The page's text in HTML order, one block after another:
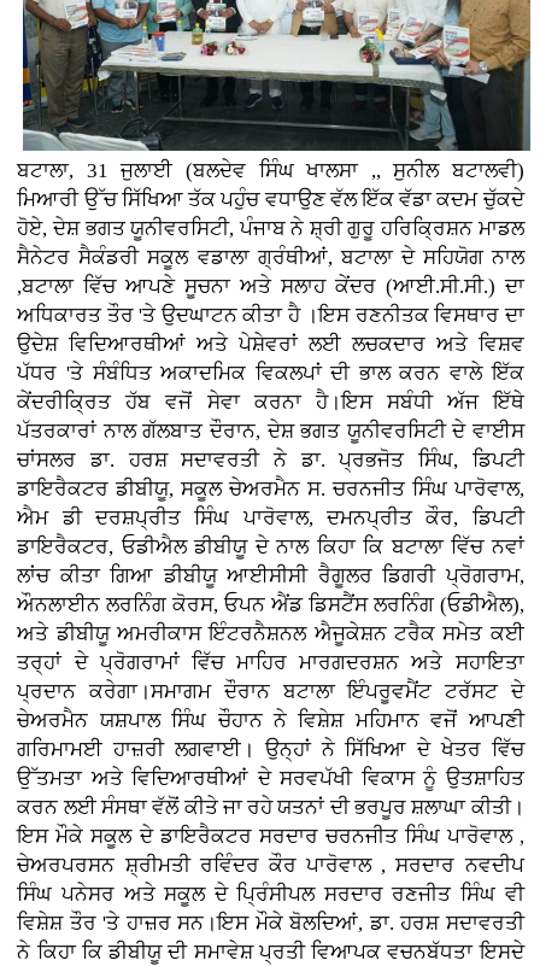
ਬਟਾਲਾ, 31 ਜੁਲਾਈ (ਬਲਦੇਵ ਸਿੰਘ ਖਾਲਸਾ ,, ਸੁਨੀਲ ਬਟਾਲਵੀ)
ਮਿਆਰੀ ਉੱਚ ਸਿੱਖਿਆ ਤੱਕ ਪਹੁੰਚ ਵਧਾਉਣ ਵੱਲ ਇੱਕ ਵੱਡਾ ਕਦਮ ਚੁੱਕਦੇ
ਹੋਏ, ਦੇਸ਼ ਭਗਤ ਯੂਨੀਵਰਸਿਟੀ, ਪੰਜਾਬ ਨੇ ਸ਼੍ਰੀ ਗੁਰੂ ਹਰਿਕ੍ਰਿਸ਼ਨ ਮਾਡਲ
ਸੈਨੇਟਰ ਸੈਕੰਡਰੀ ਸਕੂਲ ਵਡਾਲਾ ਗ੍ਰੰਥੀਆਂ, ਬਟਾਲਾ ਦੇ ਸਹਿਯੋਗ ਨਾਲ
,ਬਟਾਲਾ ਵਿੱਚ ਆਪਣੇ ਸੂਚਨਾ ਅਤੇ ਸਲਾਹ ਕੇਂਦਰ (ਆਈ.ਸੀ.ਸੀ.) ਦਾ
ਅਧਿਕਾਰਤ ਤੌਰ 'ਤੇ ਉਦਘਾਟਨ ਕੀਤਾ ਹੈ ।ਇਸ ਰਣਨੀਤਕ ਵਿਸਥਾਰ ਦਾ
ਉਦੇਸ਼ ਵਿਦਿਆਰਥੀਆਂ ਅਤੇ ਪੇਸ਼ੇਵਰਾਂ ਲਈ ਲਚਕਦਾਰ ਅਤੇ ਵਿਸ਼ਵ
ਪੱਧਰ 'ਤੇ ਸੰਬੰਧਿਤ ਅਕਾਦਮਿਕ ਵਿਕਲਪਾਂ ਦੀ ਭਾਲ ਕਰਨ ਵਾਲੇ ਇੱਕ
ਕੇਂਦਰੀਕ੍ਰਿਤ ਹੱਬ ਵਜੋਂ ਸੇਵਾ ਕਰਨਾ ਹੈ।ਇਸ ਸਬੰਧੀ ਅੱਜ ਇੱਥੇ
ਪੱਤਰਕਾਰਾਂ ਨਾਲ ਗੱਲਬਾਤ ਦੌਰਾਨ, ਦੇਸ਼ ਭਗਤ ਯੂਨੀਵਰਸਿਟੀ ਦੇ ਵਾਈਸ
ਚਾਂਸਲਰ ਡਾ. ਹਰਸ਼ ਸਦਾਵਰਤੀ ਨੇ ਡਾ. ਪ੍ਰਭਜੋਤ ਸਿੰਘ, ਡਿਪਟੀ
ਡਾਇਰੈਕਟਰ ਡੀਬੀਯੂ, ਸਕੂਲ ਚੇਅਰਮੈਨ ਸ. ਚਰਨਜੀਤ ਸਿੰਘ ਪਾਰੋਵਾਲ,
ਐਮ ਡੀ ਦਰਸ਼ਪ੍ਰੀਤ ਸਿੰਘ ਪਾਰੋਵਾਲ, ਦਮਨਪ੍ਰੀਤ ਕੌਰ, ਡਿਪਟੀ
ਡਾਇਰੈਕਟਰ, ਓਡੀਐਲ ਡੀਬੀਯੂ ਦੇ ਨਾਲ ਕਿਹਾ ਕਿ ਬਟਾਲਾ ਵਿੱਚ ਨਵਾਂ
ਲਾਂਚ ਕੀਤਾ ਗਿਆ ਡੀਬੀਯੂ ਆਈਸੀਸੀ ਰੈਗੂਲਰ ਡਿਗਰੀ ਪ੍ਰੋਗਰਾਮ,
ਔਨਲਾਈਨ ਲਰਨਿੰਗ ਕੋਰਸ, ਓਪਨ ਐਂਡ ਡਿਸਟੈਂਸ ਲਰਨਿੰਗ (ਓਡੀਐਲ),
ਅਤੇ ਡੀਬੀਯੂ ਅਮਰੀਕਾਸ ਇੰਟਰਨੈਸ਼ਨਲ ਐਜੂਕੇਸ਼ਨ ਟਰੈਕ ਸਮੇਤ ਕਈ
ਤਰ੍ਹਾਂ ਦੇ ਪ੍ਰੋਗਰਾਮਾਂ ਵਿੱਚ ਮਾਹਿਰ ਮਾਰਗਦਰਸ਼ਨ ਅਤੇ ਸਹਾਇਤਾ
ਪ੍ਰਦਾਨ ਕਰੇਗਾ।ਸਮਾਗਮ ਦੌਰਾਨ ਬਟਾਲਾ ਇੰਪਰੂਵਮੈਂਟ ਟਰੱਸਟ ਦੇ
ਚੇਅਰਮੈਨ ਯਸ਼ਪਾਲ ਸਿੰਘ ਚੌਹਾਨ ਨੇ ਵਿਸ਼ੇਸ਼ ਮਹਿਮਾਨ ਵਜੋਂ ਆਪਣੀ
ਗਰਿਮਾਮਈ ਹਾਜ਼ਰੀ ਲਗਵਾਈ। ਉਨ੍ਹਾਂ ਨੇ ਸਿੱਖਿਆ ਦੇ ਖੇਤਰ ਵਿੱਚ
ਉੱਤਮਤਾ ਅਤੇ ਵਿਦਿਆਰਥੀਆਂ ਦੇ ਸਰਵਪੱਖੀ ਵਿਕਾਸ ਨੂੰ ਉਤਸ਼ਾਹਿਤ
ਕਰਨ ਲਈ ਸੰਸਥਾ ਵੱਲੋਂ ਕੀਤੇ ਜਾ ਰਹੇ ਯਤਨਾਂ ਦੀ ਭਰਪੂਰ ਸ਼ਲਾਘਾ ਕੀਤੀ।
ਇਸ ਮੌਕੇ ਸਕੂਲ ਦੇ ਡਾਇਰੈਕਟਰ ਸਰਦਾਰ ਚਰਨਜੀਤ ਸਿੰਘ ਪਾਰੋਵਾਲ ,
ਚੇਅਰਪਰਸਨ ਸ਼੍ਰੀਮਤੀ ਰਵਿੰਦਰ ਕੌਰ ਪਾਰੋਵਾਲ , ਸਰਦਾਰ ਨਵਦੀਪ
ਸਿੰਘ ਪਨੇਸਰ ਅਤੇ ਸਕੂਲ ਦੇ ਪ੍ਰਿੰਸੀਪਲ ਸਰਦਾਰ ਰਣਜੀਤ ਸਿੰਘ ਵੀ
ਵਿਸ਼ੇਸ਼ ਤੌਰ 'ਤੇ ਹਾਜ਼ਰ ਸਨ।ਇਸ ਮੌਕੇ ਬੋਲਦਿਆਂ, ਡਾ. ਹਰਸ਼ ਸਦਾਵਰਤੀ
ਨੇ ਕਿਹਾ ਕਿ ਡੀਬੀਯੂ ਦੀ ਸਮਾਵੇਸ਼ ਪ੍ਰਤੀ ਵਿਆਪਕ ਵਚਨਬੱਧਤਾ ਇਸਦੇ